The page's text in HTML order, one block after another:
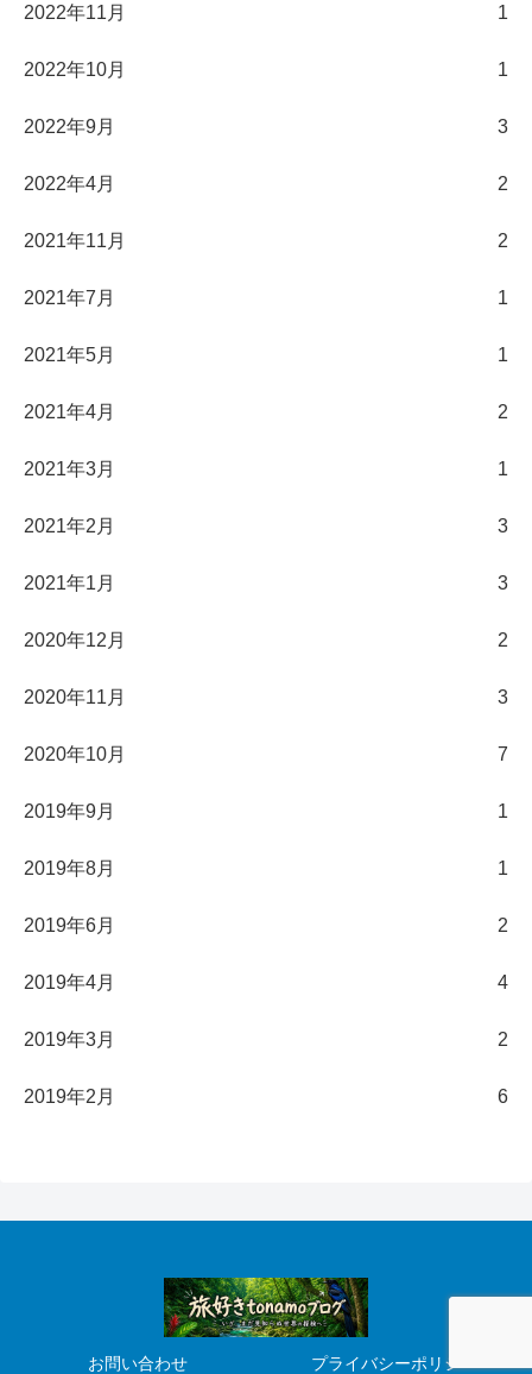
2022年11月 1
2022年10月 1
2022年9月 3
2022年4月 2
2021年11月 2
2021年7月 1
2021年5月 1
2021年4月 2
2021年3月 1
2021年2月 3
2021年1月 3
2020年12月 2
2020年11月 3
2020年10月 7
2019年9月 1
2019年8月 1
2019年6月 2
2019年4月 4
2019年3月 2
2019年2月 6
お問い合わせ プライバシーポリシー